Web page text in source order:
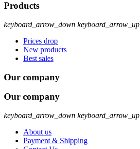
Products
keyboard_arrow_down keyboard_arrow_up
Prices drop
New products
Best sales
Our company
Our company
keyboard_arrow_down keyboard_arrow_up
About us
Payment & Shipping